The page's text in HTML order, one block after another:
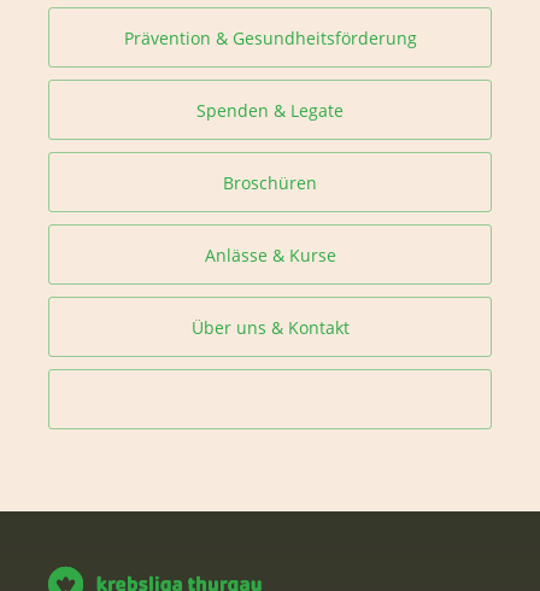
Prävention & Gesundheitsförderung
Spenden & Legate
Broschüren
Anlässe & Kurse
Über uns & Kontakt